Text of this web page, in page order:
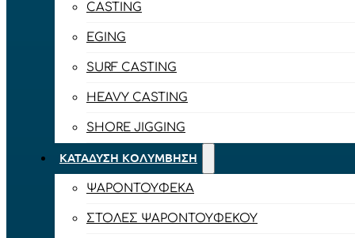
CASTING
EGING
SURF CASTING
HEAVY CASTING
SHORE JIGGING
ΚΑΤΆΔΥΣΗ ΚΟΛΎΜΒΗΣΗ
ΨΑΡΟΝΤΟΎΦΕΚΑ
ΣΤΟΛΈΣ ΨΑΡΟΝΤΟΎΦΕΚΟΥ